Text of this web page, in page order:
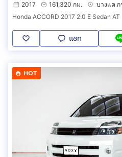
2017
161,320 กม.
บางแค ก
Honda ACCORD 2017 2.0 E Sedan
แชท
HOT